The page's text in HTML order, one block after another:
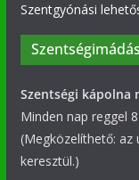
Szentgyónási
Szentségimádás
Szentségi kápolna
Minden nap reggel
(Megközelíthető: az
keresztül.)